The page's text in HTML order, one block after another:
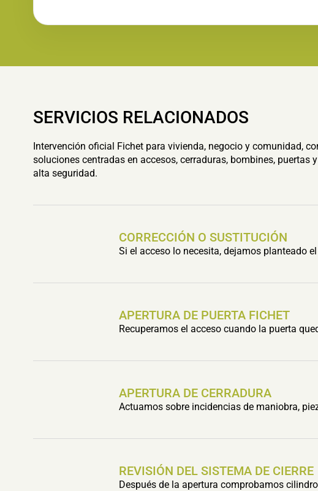
SERVICIOS RELACIONADOS
Intervención oficial Fichet para vivienda, negocio y comunidad,
soluciones centradas en accesos, cerraduras, bombines, puertas y
alta seguridad.
CORRECCIÓN O SUSTITUCIÓN
Si el acceso lo necesita, dejamos planteado
APERTURA DE PUERTA FICHET
Recuperamos el acceso cuando la puerta
APERTURA DE CERRADURA
Actuamos sobre incidencias de maniobra,
REVISIÓN DEL SISTEMA DE CIERRE
Después de la apertura comprobamos